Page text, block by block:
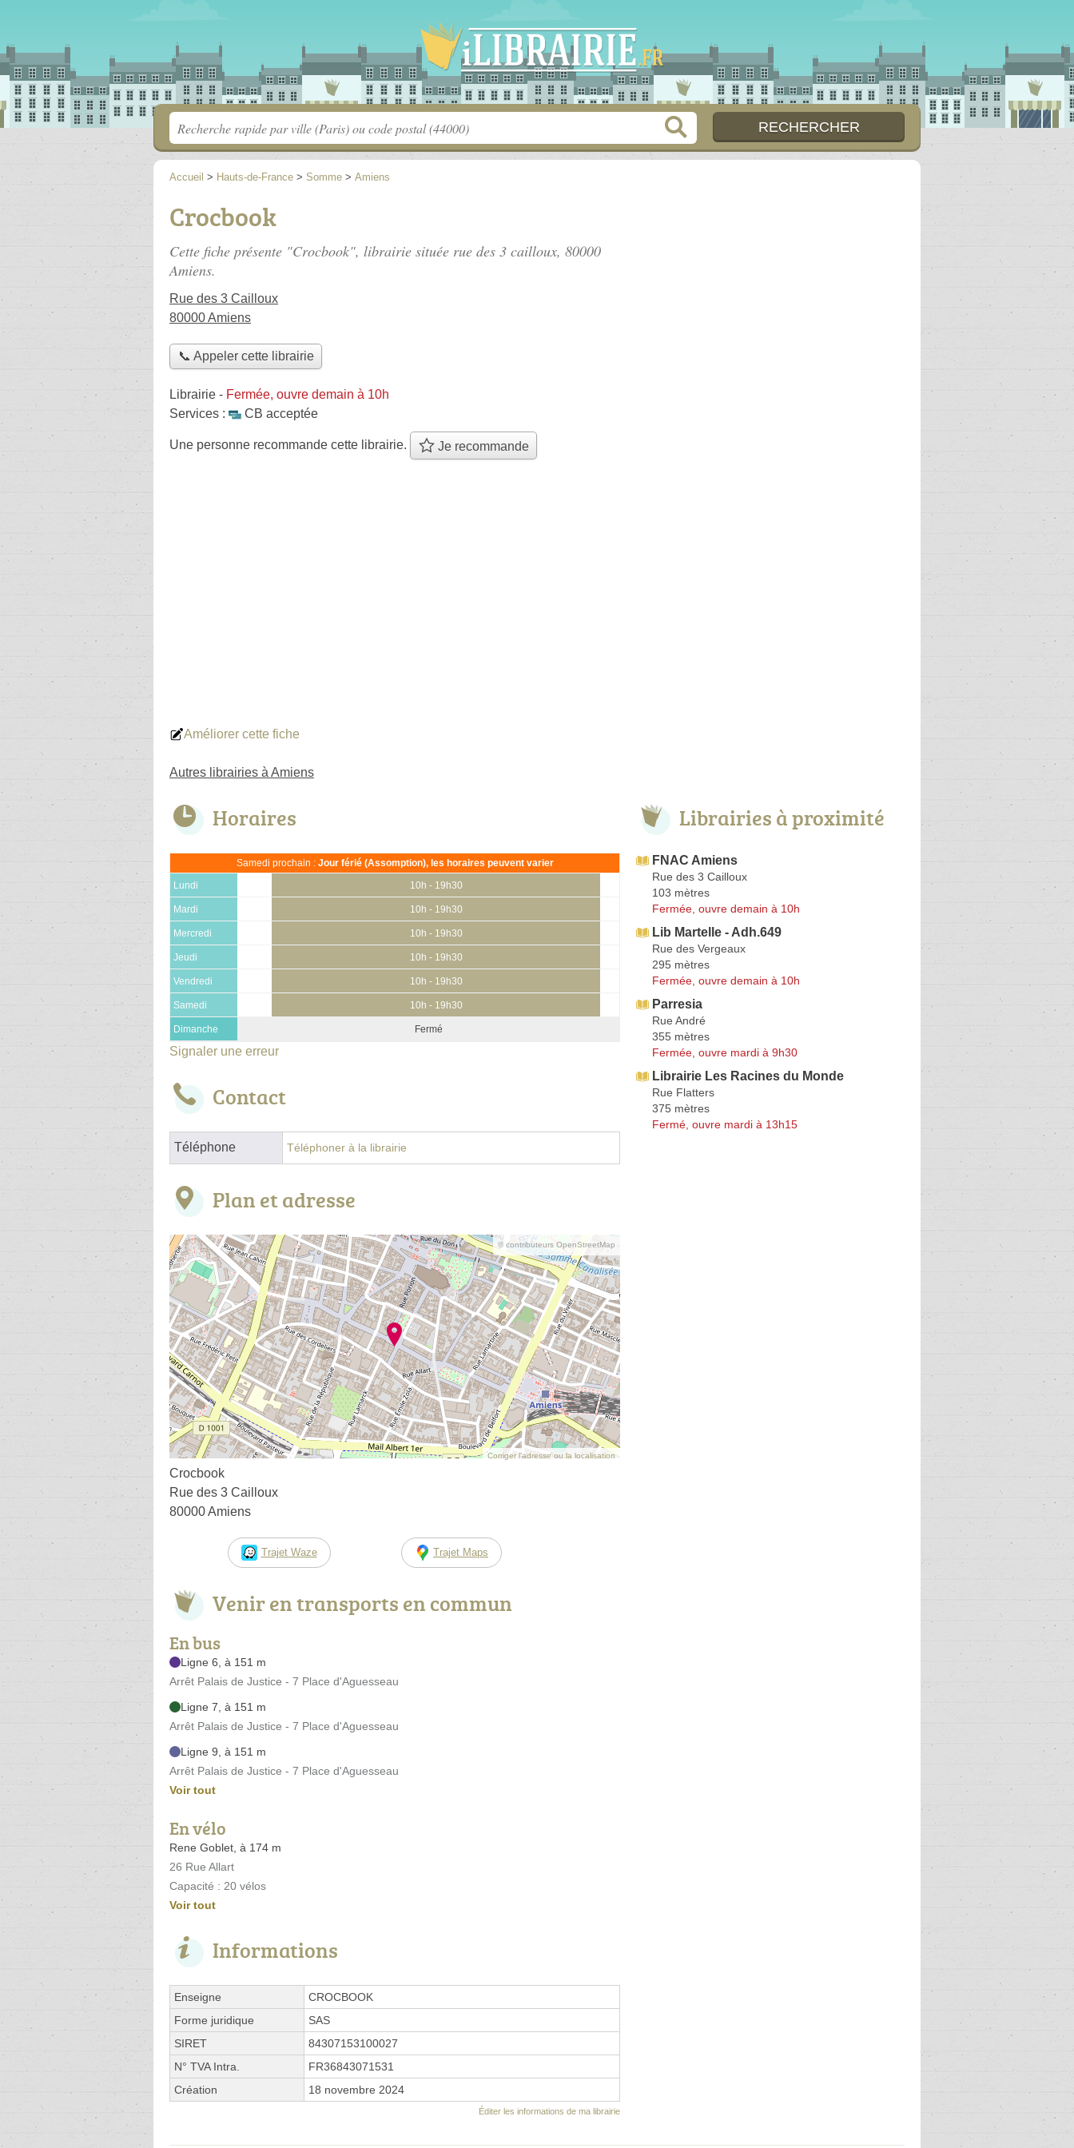
Accueil > Hauts-de-France > Somme > Amiens
Crocbook
Cette fiche présente "Crocbook", librairie située rue des 3 cailloux, 80000
Amiens.
Rue des 3 Cailloux
80000 Amiens
📞 Appeler cette librairie
Librairie - Fermée, ouvre demain à 10h
Services :
CB acceptée
Une personne recommande cette librairie. Je recommande
Améliorer cette fiche
Autres librairies à Amiens
Horaires
Samedi prochain : Jour férié (Assomption), les horaires peuvent varier
Lundi 10h - 19h30
Mardi 10h - 19h30
Mercredi 10h - 19h30
Jeudi 10h - 19h30
Vendredi 10h - 19h30
Samedi 10h - 19h30
Dimanche Fermé
Signaler une erreur
Contact
Téléphone Téléphoner à la librairie
Plan et adresse
© contributeurs OpenStreetMap
Corriger l’adresse ou la localisation
Crocbook
Rue des 3 Cailloux
80000 Amiens
Trajet Waze Trajet Maps
Venir en transports en commun
En bus
Ligne 6, à 151 m
Arrêt Palais de Justice - 7 Place d'Aguesseau
Ligne 7, à 151 m
Arrêt Palais de Justice - 7 Place d'Aguesseau
Ligne 9, à 151 m
Arrêt Palais de Justice - 7 Place d'Aguesseau
Voir tout
En vélo
Rene Goblet, à 174 m
26 Rue Allart
Capacité : 20 vélos
Voir tout
Informations
Enseigne
CROCBOOK
Forme juridique
SAS
SIRET
84307153100027
N° TVA Intra.
FR36843071531
Création
18 novembre 2024
Éditer les informations de ma librairie
Librairies à proximité
FNAC Amiens
Rue des 3 Cailloux
103 mètres
Fermée, ouvre demain à 10h
Lib Martelle - Adh.649
Rue des Vergeaux
295 mètres
Fermée, ouvre demain à 10h
Parresia
Rue André
355 mètres
Fermée, ouvre mardi à 9h30
Librairie Les Racines du Monde
Rue Flatters
375 mètres
Fermé, ouvre mardi à 13h15